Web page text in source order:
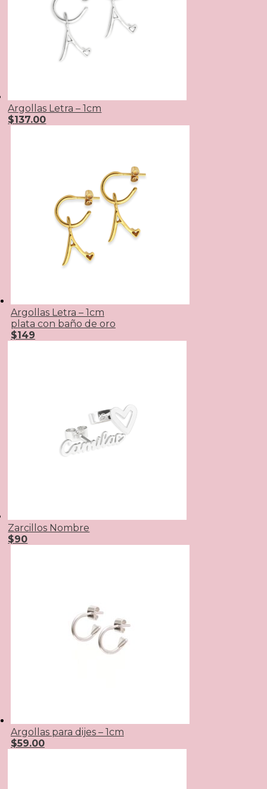
Argollas Letra – 1cm
$137.00
Argollas Letra – 1cm
plata con baño de oro
$149
Zarcillos Nombre
$90
Argollas para dijes – 1cm
$59.00